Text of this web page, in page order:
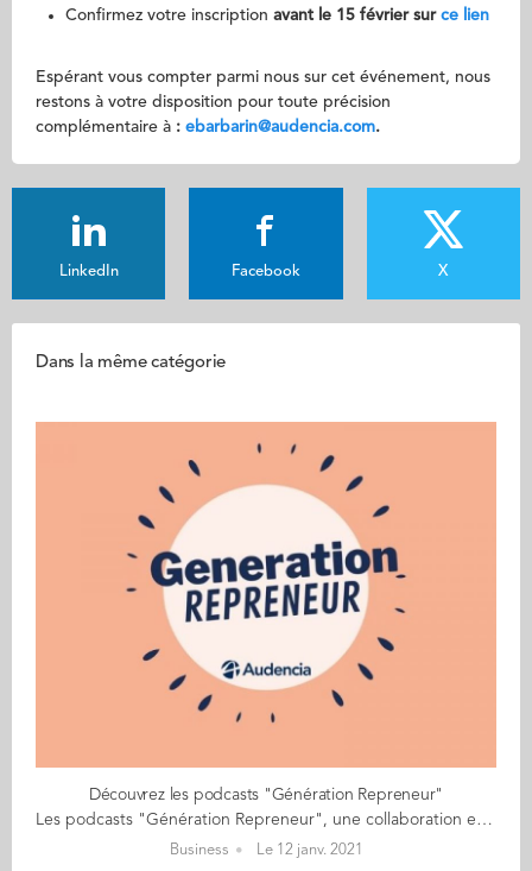
Confirmez votre inscription avant le 15 février sur ce lien
Espérant vous compter parmi nous sur cet événement, nous
restons à votre disposition pour toute précision
complémentaire à : ebarbarin@audencia.com.
LinkedIn Facebook X
Dans la même catégorie
Découvrez les podcasts "Génération Repreneur"
Les podcasts "Génération Repreneur", une collaboration entre Wenextgen et la Chaire Entrepreneuriat Familiale et Société d’Audencia. Dans ces podcasts, vous entendrez des témoignages de participants au certificat “Futur Dirigeant d’entreprise familiale” dispensé à Audencia. Tous ont en commun d’être des repreneurs ou futurs repreneurs d’entreprises familiales multigénérationnelles. Et tous savent que reprendre une entreprise familiale est rarement un long fleuve tranquille. C’est d’ailleurs pour cela qu’ils ont fait le choix de se former et qu’ils vous partagent leurs meilleurs conseils. Vous pourrez entendre également dans les prochains podcasts des avis d'experts, des points de vue de cédants, ou bien ceux des conjoints et des salariés. En outre, l'entreprise familiale, c'est une affaire de famille au sens large ! Ecouter les podcasts
Business Le 12 janv. 2021